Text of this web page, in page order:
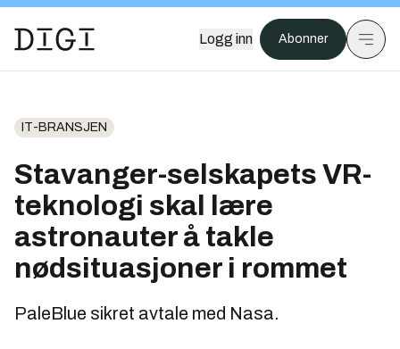
Logg inn Abonner
IT-BRANSJEN
Stavanger-selskapets VR-
teknologi skal lære
astronauter å takle
nødsituasjoner i rommet
PaleBlue sikret avtale med Nasa.